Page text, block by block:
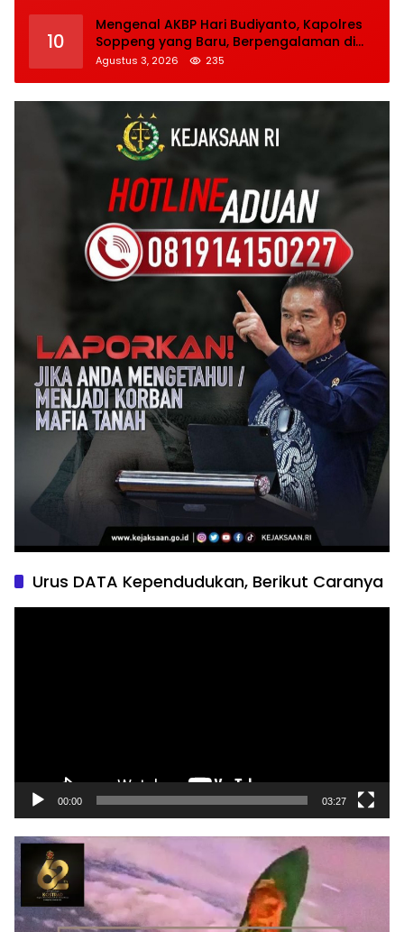
10
Mengenal AKBP Hari Budiyanto, Kapolres
Soppeng yang Baru, Berpengalaman di
Bareskrim Polri
Agustus 3, 2026 235
Urus DATA Kependudukan, Berikut Caranya
00:00 03:27
Pemutar
Video